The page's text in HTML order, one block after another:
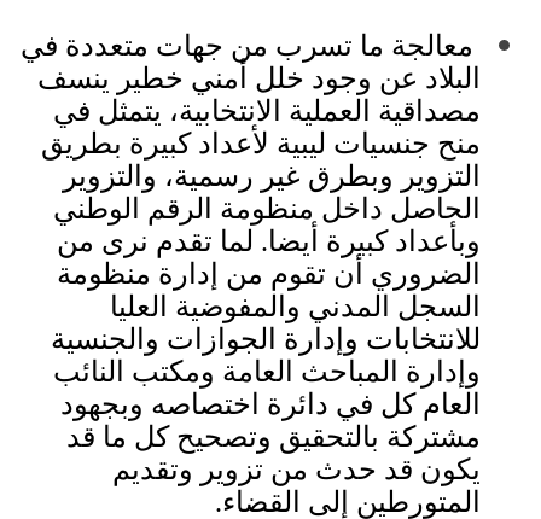
معالجة ما تسرب من جهات متعددة في
البلاد عن وجود خلل أمني خطير ينسف
مصداقية العملية الانتخابية، يتمثل في
منح جنسيات ليبية لأعداد كبيرة بطريق
التزوير وبطرق غير رسمية، والتزوير
الحاصل داخل منظومة الرقم الوطني
وبأعداد كبيرة أيضا. لما تقدم نرى من
الضروري أن تقوم من إدارة منظومة
السجل المدني والمفوضية العليا
للانتخابات وإدارة الجوازات والجنسية
وإدارة المباحث العامة ومكتب النائب
العام كل في دائرة اختصاصه وبجهود
مشتركة بالتحقيق وتصحيح كل ما قد
يكون قد حدث من تزوير وتقديم
المتورطين إلى القضاء.